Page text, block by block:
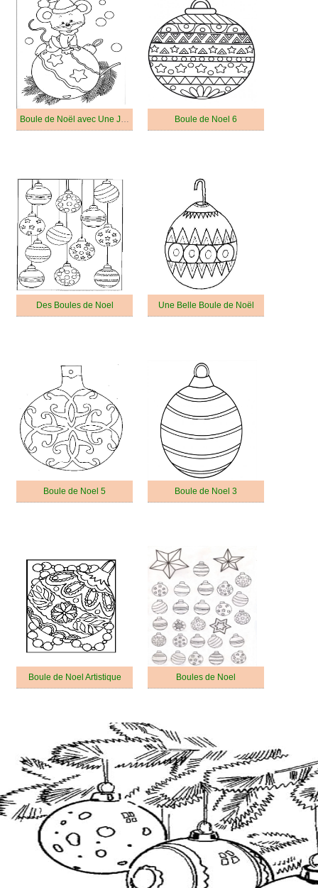
Boule de Noël avec Une Jolie Souris Boule de Noel 6
Des Boules de Noel Une Belle Boule de Noël
Boule de Noel 5 Boule de Noel 3
Boule de Noel Artistique Boules de Noel